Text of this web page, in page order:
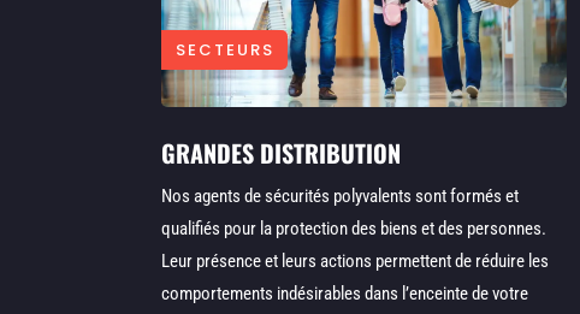
SECTEURS
GRANDES DISTRIBUTION
Nos agents de sécurités polyvalents sont formés et
qualifiés pour la protection des biens et des personnes.
Leur présence et leurs actions permettent de réduire les
comportements indésirables dans l’enceinte de votre